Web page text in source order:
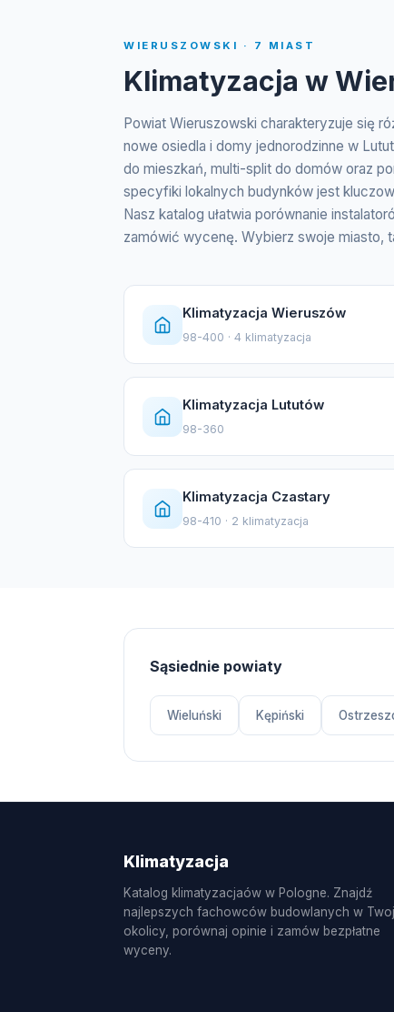
WIERUSZOWSKI · 7 MIAST
Klimatyzacja w
Powiat Wieruszowski charakteryzuje się
nowe osiedla i domy jednorodzinne w
do mieszkań, multi-split do domów oraz
specyfiki lokalnych budynków jest
Nasz katalog ułatwia porównanie
zamówić wycenę. Wybierz swoje miasto,
Klimatyzacja Wieruszów
98-400 · 4 klimatyzacja
Klimatyzacja Lututów
98-360
Klimatyzacja Czastary
98-410 · 2 klimatyzacja
Sąsiednie powiaty
Wieluński Kępiński
Klimatyzacja
Katalog klimatyzacjaów w Pologne. Znajdź
najlepszych fachowców budowlanych w
okolicy, porównaj opinie i zamów bezpłatne
wyceny.